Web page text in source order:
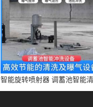
智能旋转喷射器 调蓄池智能
点对点面对面旋转清洗